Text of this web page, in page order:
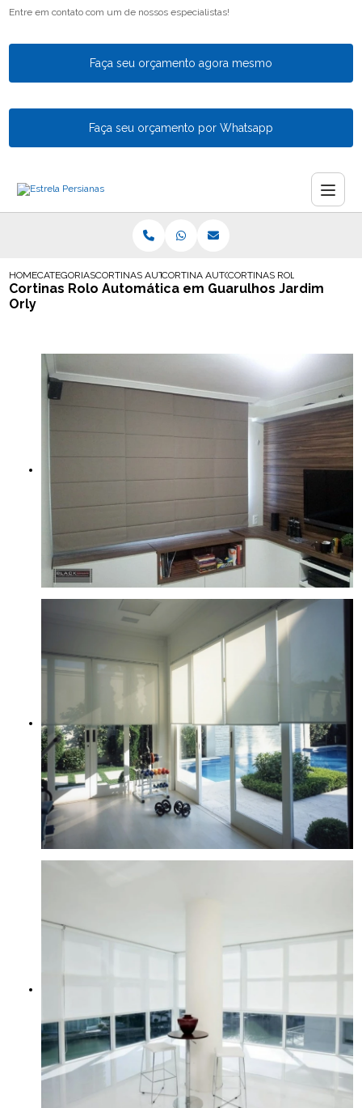
Entre em contato com um de nossos especialistas!
Faça seu orçamento agora mesmo
Faça seu orçamento por Whatsapp
HOMECATEGORIASCORTINAS AUTOMATICASCORTINA AUTOMATICA SOB MEDIDA
CORTINAS ROLO
Cortinas Rolo Automática em Guarulhos Jardim
Orly